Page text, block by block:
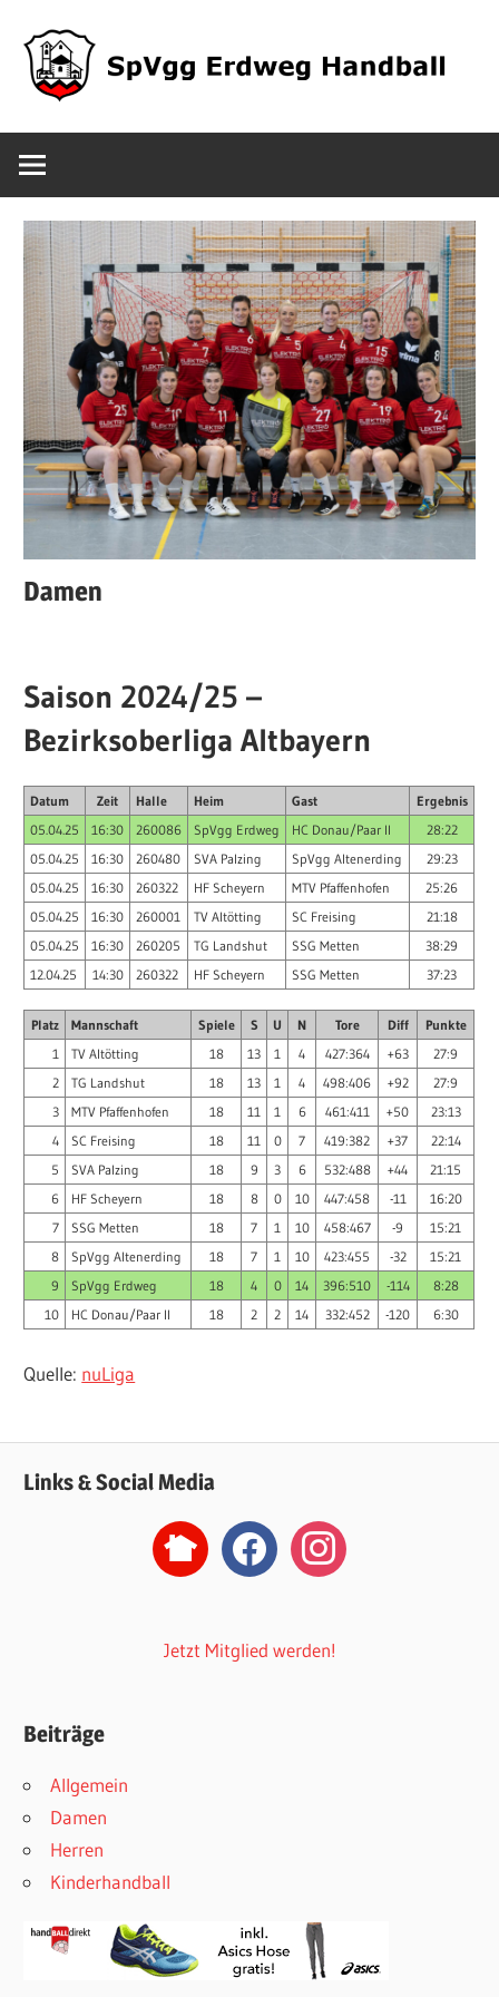
Inhalt
springen
SpVgg
Erdweg
Handball
Damen
Saison 2024/25 –
Bezirksoberliga Altbayern
Datum Zeit Halle Heim Gast
Ergebnis
05.04.25
16:30 260086 SpVgg Erdweg HC Donau/Paar II
28:22
05.04.25
16:30 260480 SVA Palzing SpVgg Altenerding
29:23
05.04.25
16:30 260322 HF Scheyern MTV Pfaffenhofen
25:26
05.04.25
16:30 260001 TV Altötting SC Freising
21:18
05.04.25
16:30 260205 TG Landshut SSG Metten
38:29
12.04.25
14:30 260322 HF Scheyern SSG Metten 37:23
Platz Mannschaft Spiele S U N Tore Diff
Punkte
1
TV Altötting 18 13 1 4 427:364 +63
27:9
2
TG Landshut 18 13 1 4 498:406 +92
27:9
3
MTV Pfaffenhofen 18 11 1 6 461:411 +50
23:13
4
SC Freising 18 11 0 7 419:382 +37
22:14
5
SVA Palzing 18 9 3 6 532:488 +44
21:15
6
HF Scheyern 18 8 0 10 447:458 -11
16:20
7
SSG Metten 18 7 1 10 458:467 -9
15:21
8
SpVgg Altenerding 18 7 1 10 423:455 -32
15:21
9
SpVgg Erdweg 18 4 0 14 396:510 -114
8:28
10
HC Donau/Paar II 18 2 2 14 332:452 -120 6:30
Quelle: nuLiga
Links & Social Media
nextdoor2facebookinstagram
Jetzt Mitglied werden!
Beiträge
Allgemein
Damen
Herren
Kinderhandball